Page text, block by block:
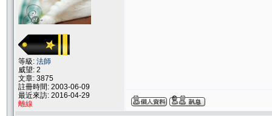
等級: 法師
威望: 2
文章: 3875
註冊時間: 2003-06-09
最近來訪: 2016-04-29
離線